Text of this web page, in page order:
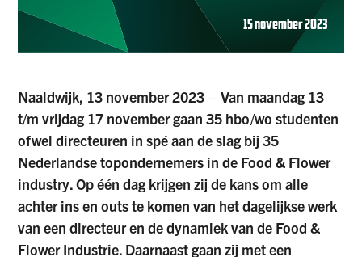
15 november 2023
Naaldwijk, 13 november 2023 – Van maandag 13
t/m vrijdag 17 november gaan 35 hbo/wo studenten
ofwel directeuren in spé aan de slag bij 35
Nederlandse topondernemers in de Food & Flower
industry. Op één dag krijgen zij de kans om alle
achter ins en outs te komen van het dagelijkse werk
van een directeur en de dynamiek van de Food &
Flower Industrie. Daarnaast gaan zij met een